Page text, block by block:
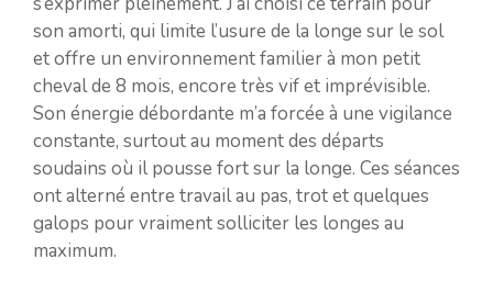
son amorti, qui limite l’usure de la longe sur le sol
et offre un environnement familier à mon petit
cheval de 8 mois, encore très vif et imprévisible.
Son énergie débordante m’a forcée à une vigilance
constante, surtout au moment des départs
soudains où il pousse fort sur la longe. Ces séances
ont alterné entre travail au pas, trot et quelques
galops pour vraiment solliciter les longes au
maximum.